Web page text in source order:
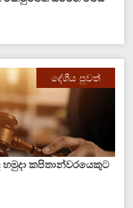
දේශීය පුවත්
කපිතාන්වරයෙකුට